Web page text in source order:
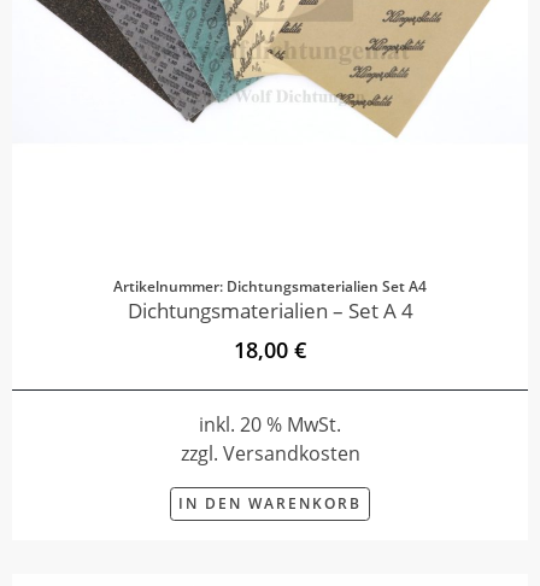
Artikelnummer: Dichtungsmaterialien Set A4
Dichtungsmaterialien – Set A 4
18,00 €
inkl. 20 % MwSt.
zzgl. Versandkosten
IN DEN WARENKORB